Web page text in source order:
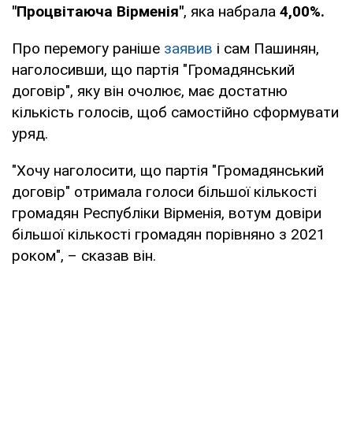
"Процвітаюча Вірменія", яка набрала 4,00%.
Про перемогу раніше заявив і сам Пашинян,
наголосивши, що партія "Громадянський
договір", яку він очолює, має достатню
кількість голосів, щоб самостійно сформувати
уряд.
"Хочу наголосити, що партія "Громадянський
договір" отримала голоси більшої кількості
громадян Республіки Вірменія, вотум довіри
більшої кількості громадян порівняно з 2021
роком", – сказав він.